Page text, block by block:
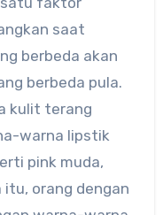
saat
berbeda akan
berbeda pula.
kulit terang
warna lipstik
pink muda,
orang dengan